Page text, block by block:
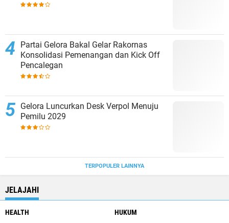
Partai Gelora Bakal Gelar Rakornas
Konsolidasi Pemenangan dan Kick Off
Pencalegan
Gelora Luncurkan Desk Verpol Menuju
Pemilu 2029
TERPOPULER LAINNYA
JELAJAHI
HEALTH
HUKUM